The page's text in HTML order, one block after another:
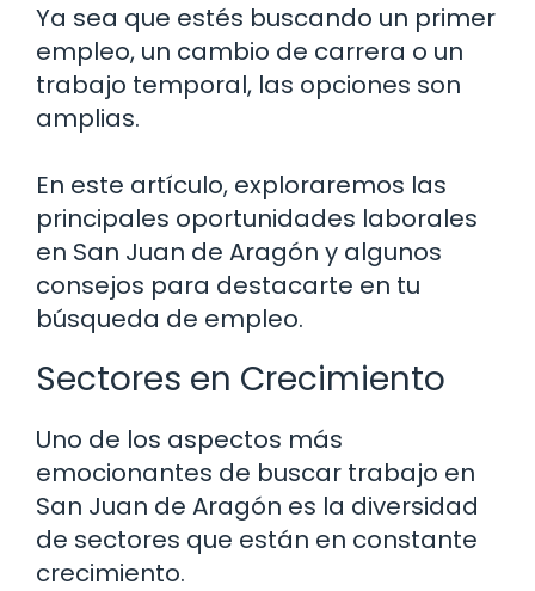
Ya sea que estés buscando un primer
empleo, un cambio de carrera o un
trabajo temporal, las opciones son
amplias.
En este artículo, exploraremos las
principales oportunidades laborales
en San Juan de Aragón y algunos
consejos para destacarte en tu
búsqueda de empleo.
Sectores en Crecimiento
Uno de los aspectos más
emocionantes de buscar trabajo en
San Juan de Aragón es la diversidad
de sectores que están en constante
crecimiento.